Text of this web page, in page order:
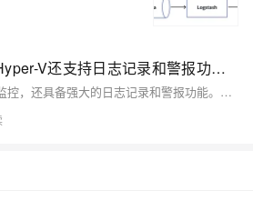
除了实时性能监控，Hyper-V还支持日志记录和警报功能你知道吗？
Hyper-V不仅支持实时性能监控，还具备强大的日志记录和警报功能。通过事件查看器可访问详细的日志文件，涵盖虚拟机管理、配置及Hypervisor事件，帮助故障排查和性能分析。警报功能支持预定义和自定义规则，可通过多种方式通知管理员，确保及时响应问题，保障虚拟化环境的稳定运行。